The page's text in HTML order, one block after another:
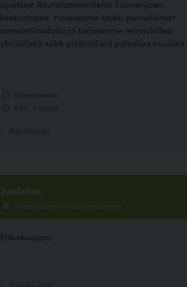
sijaitsee Rautalammintiellä Suonenjoen
keskustassa. Hoidamme kaikki pieneläimet
ammattitaidolla ja tarjoamme lemmikillesi
yksilöllistä sekä ystävällistä palvelua vuosien...
ZooArken
Strandgatan 6, Maarianhamina
Eläinkauppa